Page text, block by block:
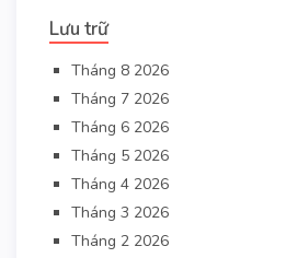
Lưu trữ
Tháng 8 2026
Tháng 7 2026
Tháng 6 2026
Tháng 5 2026
Tháng 4 2026
Tháng 3 2026
Tháng 2 2026